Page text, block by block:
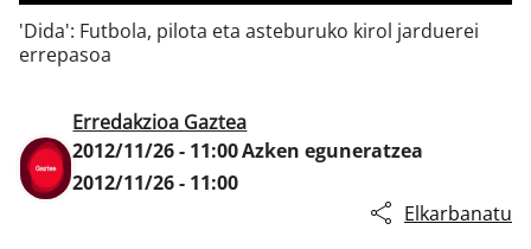
'Dida': Futbola, pilota eta asteburuko kirol jarduerei
errepasoa
Erredakzioa Gaztea
2012/11/26 - 11:00Azken eguneratzea
2012/11/26 - 11:00
Elkarbanatu